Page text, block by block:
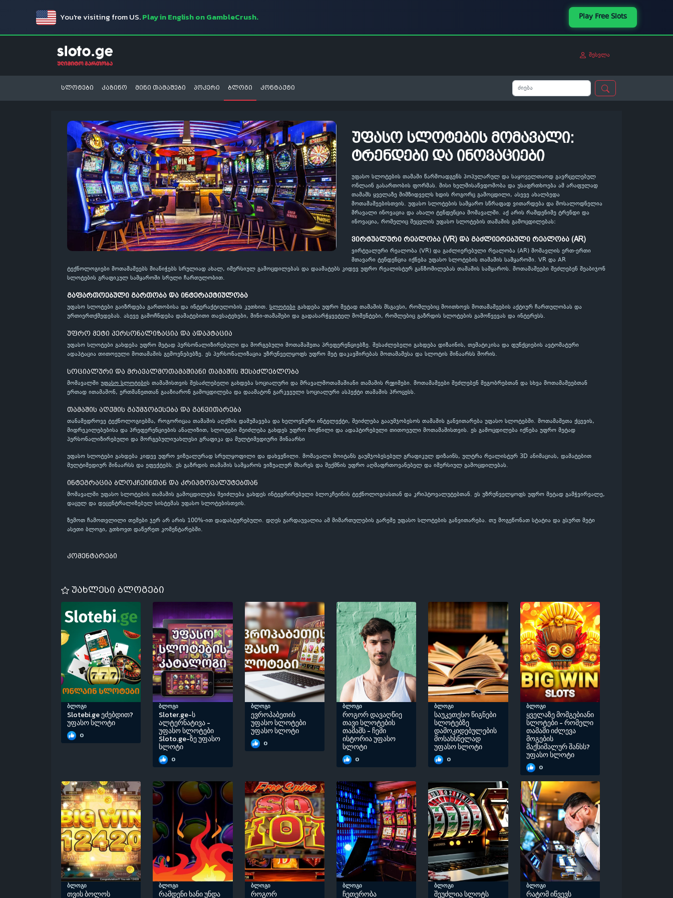
You're visiting from US.Play in English on GambleCrush. Play Free Slots
შესვლა
სლოტები კაზინო მინი თამაშები პოკერი ბლოგი კონტაქტი
უფასო სლოტების მომავალი:
ტრენდები და ინოვაციები
უფასო სლოტების თამაში წარმოადგენს პოპულარულ და საყოველთაოდ გავრცელებულ
ონლაინ გასართობის ფორმას. მისი ხელმისაწვდომობა და უსაფრთხოება ამ არაფულად
თამაშს ყველაზე მიმზიდველს ხდის როგორც გამოცდილი, ასევე ახალბედა
მოთამაშეებისთვის. უფასო სლოტების სამყარო სწრაფად ვითარდება და მოსალოდნელია
მრავალი ინოვაცია და ახალი ტენდენცია მომავალში. აქ არის რამდენიმე ტრენდი და
ინოვაცია, რომელიც შეცვლის უფასო სლოტების თამაშის გამოცდილებას:
ვირტუალური რეალობა (VR) და გაძლიერებული რეალობა (AR)
ვირტუალური რეალობა (VR) და გაძლიერებული რეალობა (AR) მომავლის ერთ-ერთი
მთავარი ტენდენცია იქნება უფასო სლოტების თამაშის სამყაროში. VR და AR
ტექნოლოგიები მოთამაშეებს მიანიჭებს სრულიად ახალ, იმერსიულ გამოცდილებას და დაამატებს კიდევ უფრო რეალისტურ განზომილებას თამაშის სამყაროს. მოთამაშეები შეძლებენ შეაბიჯონ
სლოტების გრაფიკულ სამყაროში სრული ჩართულობით.
გაფართოებული გართობა და ინტერაქტიულობა
უფასო სლოტები გაიზრდება გართობისა და ინტერაქტიულობის კუთხით. სლოტები გახდება უფრო მეტად თამაშის მსგავსი, რომლებიც მოითხოვს მოთამაშეების აქტიურ ჩართულობას და
ურთიერთქმედებას. ასევე გამოჩნდება დამატებითი თავსატეხები, მინი-თამაშები და გადასარჭყვეტელ მომენტები, რომლებიც გაზრდის სლოტების გამოწვევას და ინტერესს.
უფრო მეტი პერსონალიზაცია და ადაპტაცია
უფასო სლოტები გახდება უფრო მეტად პერსონალიზირებული და მორგებული მოთამაშეთა პრეფერენციებზე. შესაძლებელი გახდება დიზაინის, თემატიკისა და ფუნქციების ავტომატური
ადაპტაცია თითოეული მოთამაშის გემოვნებებზე. ეს პერსონალიზაცია უზრუნველყოფს უფრო მეტ დაკავშირებას მოთამაშესა და სლოტის შინაარსს შორის.
სოციალური და მრავალმოთამაშიანი თამაშის შესაძლებლობა
მომავალში უფასო სლოტების თამაშისთვის შესაძლებელი გახდება სოციალური და მრავალმოთამაშიანი თამაშის რეჟიმები. მოთამაშეები შეძლებენ მეგობრებთან და სხვა მოთამაშეებთან
ერთად ითამაშონ, ერთმანეთთან გააზიარონ გამოცდილება და დაამატონ გარკვეული სოციალური ასპექტი თამაშის პროცესს.
თამაშის აღქმის გაუმჯობესება და განვითარება
თანამედროვე ტექნოლოგიებმა, როგორიცაა თამაშის აღქმის დამუშავება და ხელოვნური ინტელექტი, შეიძლება გააუმჯობესოს თამაშის განვითარება უფასო სლოტებში. მოთამაშეთა ქცევის,
მიდრეკილებებისა და პრეფერენციების ანალიზით, სლოტები შეიძლება გახდეს უფრო მოქნილი და ადაპტირებული თითოეული მოთამაშისთვის. ეს გამოცდილება იქნება უფრო მეტად
პერსონალიზირებული და მორგებულიუახლესი გრაფიკა და მულტიმედიური შინაარსი
უფასო სლოტები გახდება კიდევ უფრო ვიზუალურად სრულყოფილი და დახვეწილი. მომავალი მოიტანს გაუმჯობესებულ გრაფიკულ დიზაინს, ულტრა რეალისტურ 3D ანიმაციას, დამატებით
მულტიმედიურ შინაარსს და ეფექტებს. ეს გაზრდის თამაშის სამყაროს ვიზუალურ მხარეს და შექმნის უფრო აღმაფრთოვანებელ და იმერსიულ გამოცდილებას.
ინტეგრაცია ბლოკჩეინთან და კრიპტოვალუტებთან
მომავალში უფასო სლოტების თამაშის გამოცდილება შეიძლება გახდეს ინტეგრირებული ბლოკჩეინის ტექნოლოგიასთან და კრიპტოვალუტებთან. ეს უზრუნველყოფს უფრო მეტად გამჭვირვალე,
დაცულ და დეცენტრალიზებულ სისტემას უფასო სლოტებისთვის.
ზემოთ ჩამოთვლილი თემები ჯერ არ არის 100%-ით დადასტურებული. დღეს გარდაუვალია ამ მიმართულების გარეშე უფასო სლოტების განვითარება. თუ მოგეწონათ სტატია და გსურთ მეტი
ასეთი ბლოგი, გთხოვთ დაწერეთ კომენტარებში.
კომენტარები
უახლესი ბლოგები
ბლოგი
Slotebi.ge ეძებდით?
უფასო სლოტი
0
ბლოგი
Sloter.ge-ს
ალტერნატივა -
უფასო სლოტები
Sloto.ge-ზე უფასო
სლოტი
0
ბლოგი
ევროპაბეთის
უფასო სლოტები
უფასო სლოტი
0
ბლოგი
როგორ დავაღწიე
თავი სლოტების
თამაშს - ჩემი
ისტორია უფასო
სლოტი
0
ბლოგი
საუკეთესო წიგნები
სლოტებზე
დამოკიდებულების
მოსახსნელად
უფასო სლოტი
0
ბლოგი
ყველაზე მომგებიანი
სლოტები - რომელი
თამაში იძლევა
მოგების
მაქსიმალურ შანსს?
უფასო სლოტი
0
ბლოგი
თვის ბოლოს
ბლოგი
რამდენი ხანი უნდა
ბლოგი
როგორ
ბლოგი
ჩეთერობა
ბლოგი
შეუძლია სლოტს
ბლოგი
რატომ იწვევს